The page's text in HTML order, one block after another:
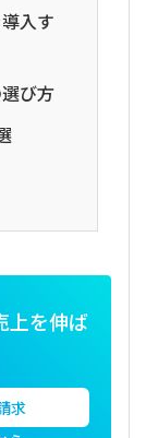
入す
び方
上を伸ば
求